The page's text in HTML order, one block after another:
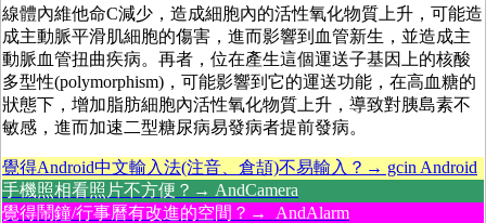
線體內維他命C減少，造成細胞內的活性氧化物質上升，可能造
成主動脈平滑肌細胞的傷害，進而影響到血管新生，並造成主
動脈血管扭曲疾病。 再者，位在產生這個運送子基因上的核酸
多型性(polymorphism)，可能影響到它的運送功能，在高血糖的
狀態下，增加脂肪細胞內活性氧化物質上升，導致對胰島素不
敏感，進而加速二型糖尿病易發病者提前發病。
覺得Android中文輸入法(注音、倉頡)不易輸入？→ gcin Android
手機照相看照片不方便？→ AndCamera
覺得鬧鐘/行事曆有改進的空間？→ AndAlarm